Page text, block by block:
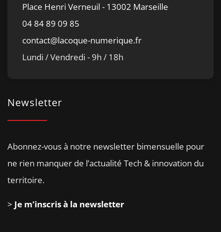
Place Henri Verneuil - 13002 Marseille
04 84 89 09 85
contact@lacoque-numerique.fr
Lundi / Vendredi - 9h / 18h
Newsletter
Abonnez-vous à notre newsletter bimensuelle pour
ne rien manquer de l’actualité Tech & innovation du
territoire.
> Je m’inscris à la newsletter